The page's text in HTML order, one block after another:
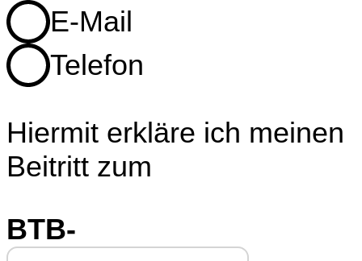
E-Mail
Telefon
Hiermit erkläre ich meinen
Beitritt zum
BTB-